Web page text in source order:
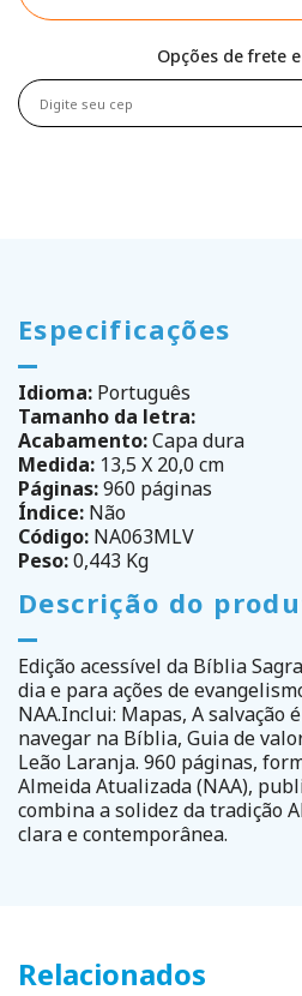
Opções de frete
Especificações
Idioma: Português
Tamanho da letra:
Acabamento:Capa dura
Medida: 13,5 X 20,0 cm
Páginas:960 páginas
Índice: Não
Código: NA063MLV
Peso:0,443 Kg
Descrição do
Edição acessível da Bíblia
dia e para ações de
NAA.Inclui: Mapas, A salvação
navegar na Bíblia, Guia de
Leão Laranja. 960 páginas,
Almeida Atualizada (NAA),
combina a solidez da tradição
clara e contemporânea.
Relacionados